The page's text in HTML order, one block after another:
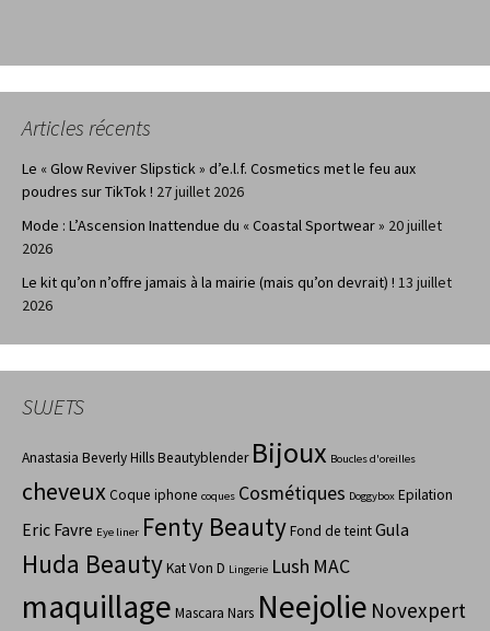
Articles récents
Le « Glow Reviver Slipstick » d’e.l.f. Cosmetics met le feu aux
poudres sur TikTok ! 27 juillet 2026
Mode : L’Ascension Inattendue du « Coastal Sportwear » 20 juillet
2026
Le kit qu’on n’offre jamais à la mairie (mais qu’on devrait) ! 13 juillet
2026
SUJETS
Anastasia Beverly HillsBeautyblender Bijoux Boucles d'oreilles
cheveuxCoque iphone coques Cosmétiques Doggybox Epilation
Eric Favre Eye liner Fenty BeautyFond de teintGula
Huda BeautyKat Von D Lingerie Lush MAC
maquillage Mascara Nars Neejolie Novexpert